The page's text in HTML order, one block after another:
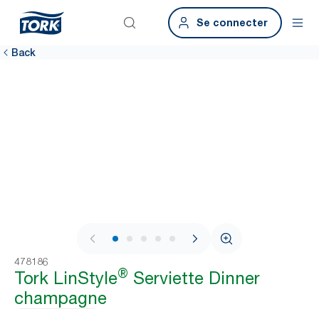
Se connecter
Back
1 / 6
478186
Tork LinStyle® Serviette Dinner
champagne